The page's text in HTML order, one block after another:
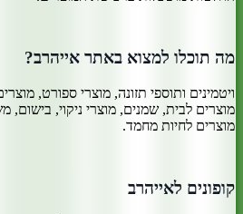
מה תוכלו למצוא באתר אייהרב?
ויטמינים ותוספי תזונה, מוצרי ספורט,
מוצרים לבית, שמנים, מוצרי ניקוי, בישום,
מוצרים לחיות מחמד.
קופונים לאייהרב